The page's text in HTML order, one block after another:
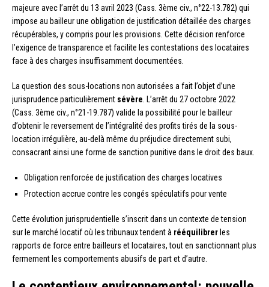
majeure avec l’arrêt du 13 avril 2023 (Cass. 3ème civ., n°22-13.782) qui
impose au bailleur une obligation de justification détaillée des charges
récupérables, y compris pour les provisions. Cette décision renforce
l’exigence de transparence et facilite les contestations des locataires
face à des charges insuffisamment documentées.
La question des sous-locations non autorisées a fait l’objet d’une
jurisprudence particulièrement sévère . L’arrêt du 27 octobre 2022
(Cass. 3ème civ., n°21-19.787) valide la possibilité pour le bailleur
d’obtenir le reversement de l’intégralité des profits tirés de la sous-
location irrégulière, au-delà même du préjudice directement subi,
consacrant ainsi une forme de sanction punitive dans le droit des baux.
Obligation renforcée de justification des charges locatives
Protection accrue contre les congés spéculatifs pour vente
Cette évolution jurisprudentielle s’inscrit dans un contexte de tension
sur le marché locatif où les tribunaux tendent à rééquilibrerles
rapports de force entre bailleurs et locataires, tout en sanctionnant plus
fermement les comportements abusifs de part et d’autre.